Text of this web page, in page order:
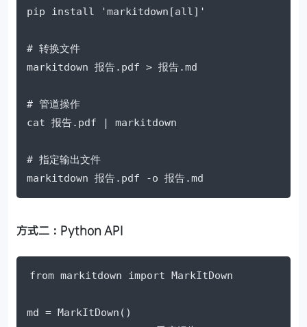
pip install 'markitdown[all]'
# 转换文件
markitdown 报告.pdf > 报告.md
# 管道操作
cat 报告.pdf | markitdown
# 指定输出文件
markitdown 报告.pdf -o 报告.md
方式二：Python API
from markitdown import MarkItDown
md = MarkItDown()